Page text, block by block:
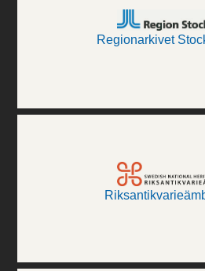
Regionarkivet